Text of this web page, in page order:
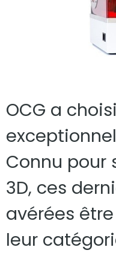
OCG a
Connu pour
3D, ces
avérées
leur